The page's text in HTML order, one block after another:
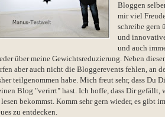
Bloggen
mir viel
schreibe gern
und
und auch
über meine Gewichtsreduzierung. Neben
aber auch nicht die Bloggerevents fehlen, an
teilgenommen habe. Mich freut sehr, dass Du
Blog "verirrt" hast. Ich hoffe, dass Dir gefällt,
bekommst. Komm sehr gern wieder, es gibt
zu entdecken.